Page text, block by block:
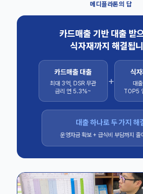
메디플라톤의 답
카드매출 기반 대출 받
식자재까지 해결됩
카드매출 대출
최대 3억, DSR 무관
금리 연 5.3%~
+
식
대
TOP5
대출 하나로 두 가지 해
운영자금 확보 + 급식비 부담까지 줄